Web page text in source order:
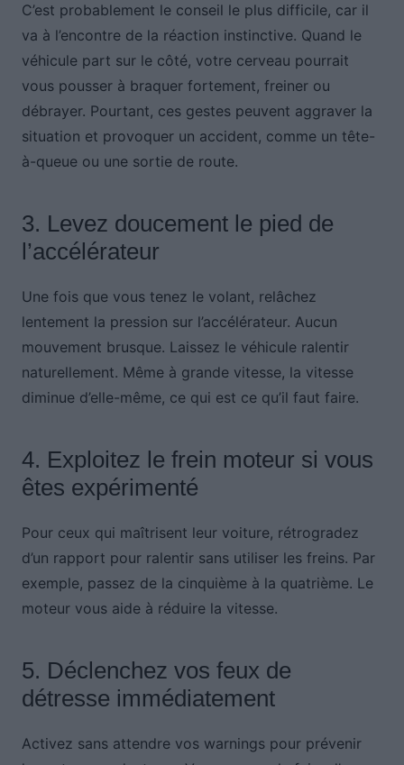
C’est probablement le conseil le plus difficile, car il
va à l’encontre de la réaction instinctive. Quand le
véhicule part sur le côté, votre cerveau pourrait
vous pousser à braquer fortement, freiner ou
débrayer. Pourtant, ces gestes peuvent aggraver la
situation et provoquer un accident, comme un tête-
à-queue ou une sortie de route.
3. Levez doucement le pied de
l’accélérateur
Une fois que vous tenez le volant, relâchez
lentement la pression sur l’accélérateur. Aucun
mouvement brusque. Laissez le véhicule ralentir
naturellement. Même à grande vitesse, la vitesse
diminue d’elle-même, ce qui est ce qu’il faut faire.
4. Exploitez le frein moteur si vous
êtes expérimenté
Pour ceux qui maîtrisent leur voiture, rétrogradez
d’un rapport pour ralentir sans utiliser les freins. Par
exemple, passez de la cinquième à la quatrième. Le
moteur vous aide à réduire la vitesse.
5. Déclenchez vos feux de
détresse immédiatement
Activez sans attendre vos warnings pour prévenir